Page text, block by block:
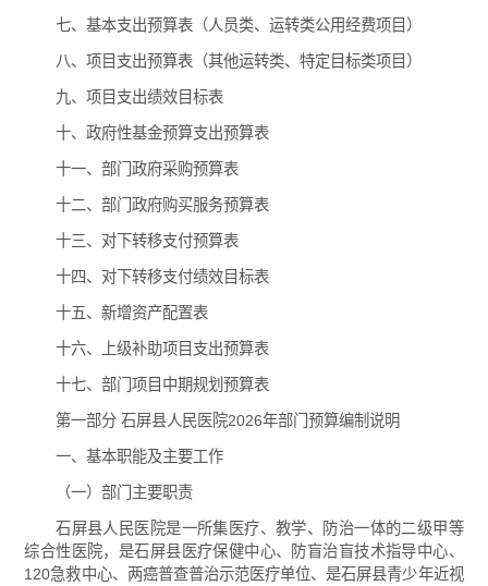
七、基本支出预算表（人员类、运转类公用经费项目）
八、项目支出预算表（其他运转类、特定目标类项目）
九、项目支出绩效目标表
十、政府性基金预算支出预算表
十一、部门政府采购预算表
十二、部门政府购买服务预算表
十三、对下转移支付预算表
十四、对下转移支付绩效目标表
十五、新增资产配置表
十六、上级补助项目支出预算表
十七、部门项目中期规划预算表
第一部分 石屏县人民医院2026年部门预算编制说明
一、基本职能及主要工作
（一）部门主要职责
石屏县人民医院是一所集医疗、教学、防治一体的二级甲等
综合性医院，是石屏县医疗保健中心、防盲治盲技术指导中心、
120急救中心、两癌普查普治示范医疗单位、是石屏县青少年近视